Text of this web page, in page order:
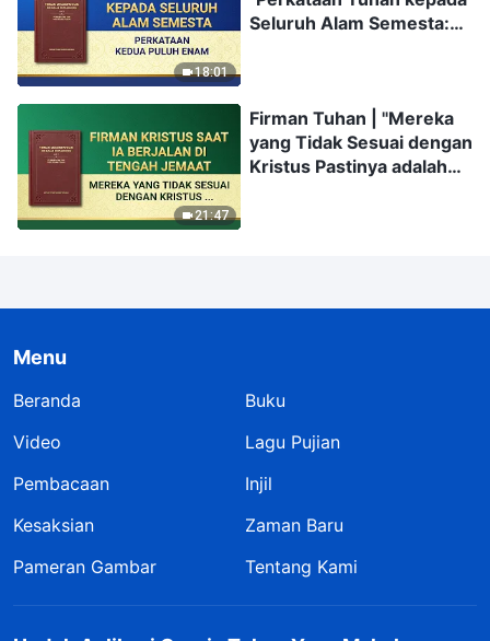
18:01
Seluruh Alam Semesta:
21:47
Firman Tuhan | "Mereka
yang Tidak Sesuai dengan
Kristus Pastinya adalah
Menu
Beranda
Buku
Video
Lagu Pujian
Pembacaan
Injil
Kesaksian
Zaman Baru
Pameran Gambar
Tentang Kami